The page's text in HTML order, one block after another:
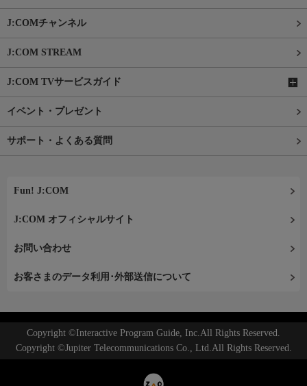
J:COMチャンネル
J:COM STREAM
J:COM TVサービスガイド
イベント・プレゼント
サポート・よくある質問
Fun! J:COM
J:COM オフィシャルサイト
お問い合わせ
お客さまのデータ利用･外部送信について
Copyright ©Interactive Program Guide, Inc.All Rights Reserved.
Copyright ©Jupiter Telecommunications Co., Ltd.All Rights Reserved.